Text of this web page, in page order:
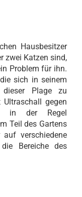
Hausbesitzer
zwei Katzen sind,
Problem für ihn.
sich in seinem
dieser Plage zu
Ultraschall gegen
in der Regel
Teil des Gartens
verschiedene
Bereiche des